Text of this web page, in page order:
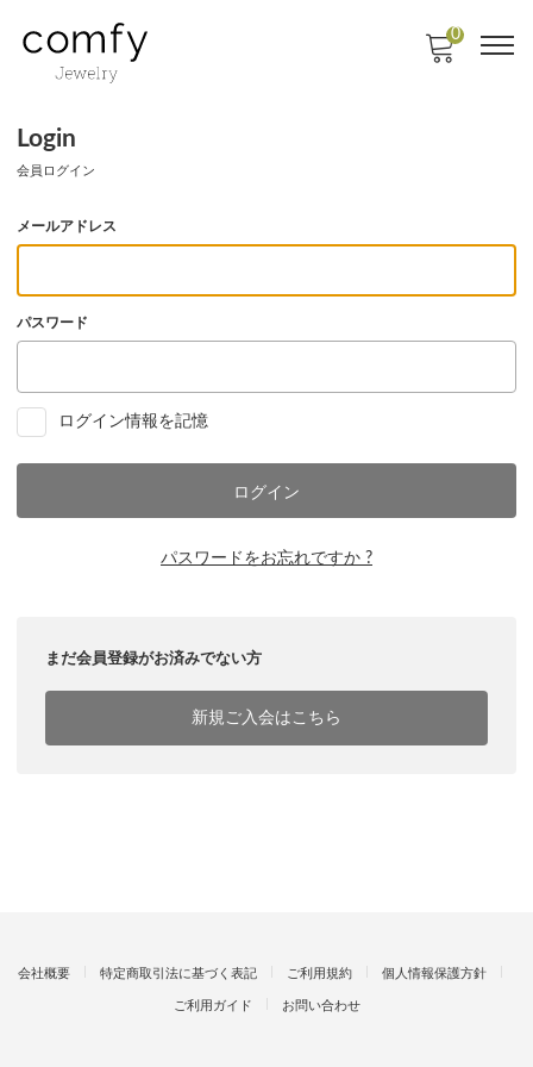
0
Login
会員ログイン
メールアドレス
パスワード
ログイン情報を記憶
パスワードをお忘れですか ?
まだ会員登録がお済みでない方
新規ご入会はこちら
会社概要 特定商取引法に基づく表記 ご利用規約 個人情報保護方針
ご利用ガイド お問い合わせ